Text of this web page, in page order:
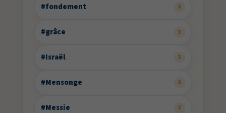
#fondement 3
#grâce 3
#Israël 3
#Mensonge 3
#Messie 3